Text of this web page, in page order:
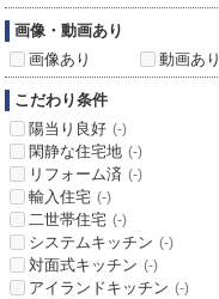
画像・動画あり
画像あり
動画あり
こだわり条件
陽当り良好 (-)
閑静な住宅地 (-)
リフォーム済 (-)
輸入住宅 (-)
二世帯住宅 (-)
システムキッチン (-)
対面式キッチン (-)
アイランドキッチン (-)